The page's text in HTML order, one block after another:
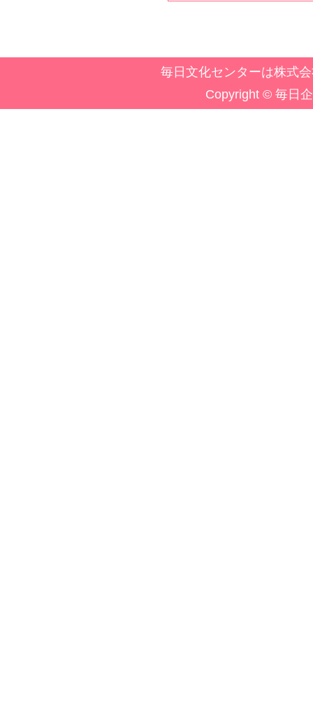
毎日文化センターは株式
Copyright © 毎日